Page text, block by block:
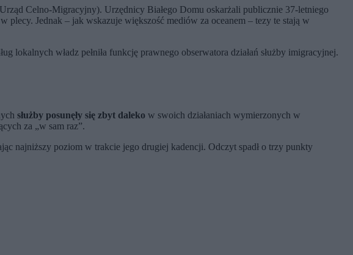
Celno-Migracyjny). Urzędnicy Białego Domu oskarżali publicznie 37-letniego
plecy. Jednak – jak wskazuje większość mediów za oceanem – tezy te stają w
lokalnych władz pełniła funkcję prawnego obserwatora działań służby imigracyjnej.
służby posunęły się zbyt daleko w swoich działaniach wymierzonych w
za „w sam raz”.
najniższy poziom w trakcie jego drugiej kadencji. Odczyt spadł o trzy punkty